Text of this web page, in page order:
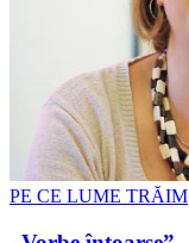
PE CE LUME TRĂIM